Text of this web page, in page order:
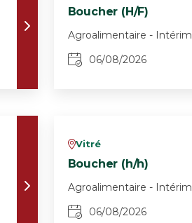
Boucher (H/F)
Agroalimentaire - Intérim
06/08/2026
vVitré
Boucher (h/h)
Agroalimentaire - Intérim
06/08/2026